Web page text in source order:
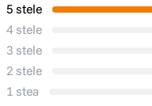
5 stele
4 stele
3 stele
2 stele
1 stea